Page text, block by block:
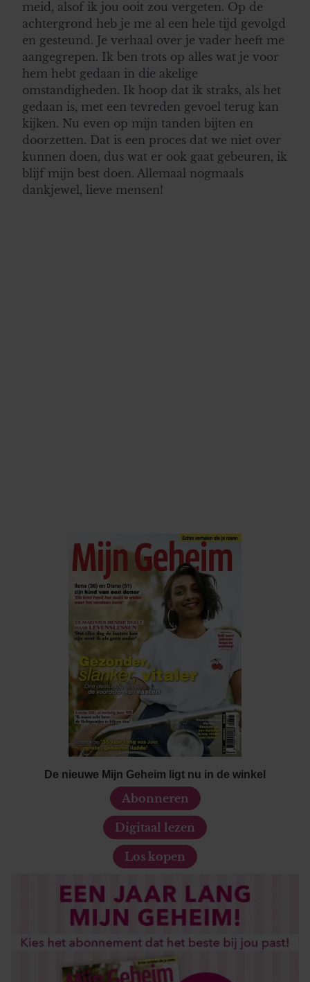
meid, alsof ik jou ooit zou vergeten. Op de
achtergrond heb je me al een hele tijd gevolgd
en gesteund. Je verhaal over je vader heeft me
aangegrepen. Ik ben trots op alles wat je voor
hem hebt gedaan in die akelige
omstandigheden. Ik hoop dat ik straks, als het
gedaan is, met een tevreden gevoel terug kan
kijken. Nu even op mijn tanden bijten en
doorzetten. Dat is een proces dat we niet over
kunnen doen, dus wat er ook gaat gebeuren, ik
blijf mijn best doen. Allemaal nogmaals
dankjewel, lieve mensen!
Digitaal lezen
Los kopen